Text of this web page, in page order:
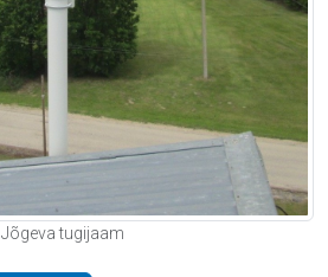
Jõgeva tugijaam